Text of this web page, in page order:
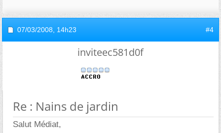
07/03/2008, 14h23 #4
inviteec581d0f
Re : Nains de jardin
Salut Médiat,